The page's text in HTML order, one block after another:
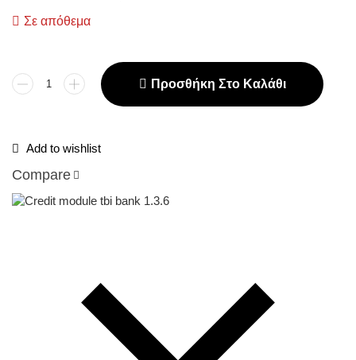
Σε απόθεμα
Spigen
Optik
Κάμερας
Tempered
Προσθήκη Στο Καλάθι
Add to wishlist
Compare